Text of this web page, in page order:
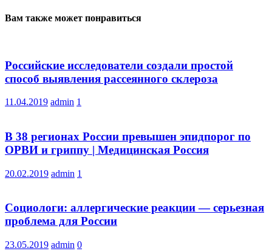
Вам также может понравиться
Российские исследователи создали простой
способ выявления рассеянного склероза
11.04.2019 admin 1
В 38 регионах России превышен эпидпорог по
ОРВИ и гриппу | Медицинская Россия
20.02.2019 admin 1
Социологи: аллергические реакции — серьезная
проблема для России
23.05.2019 admin 0